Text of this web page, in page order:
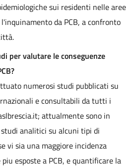
sui residenti nelle aree
da PCB, a confronto
per valutare le conseguenze
numerosi studi pubblicati su
e consultabili da tutti i
attualmente sono in
analitici su alcuni tipi di
vi sia una maggiore incidenza
esposte a PCB, e quantificare la